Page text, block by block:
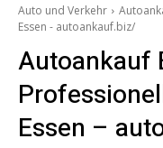
Auto und Verkehr
Essen - autoankauf.biz/
Autoankauf
Essen –